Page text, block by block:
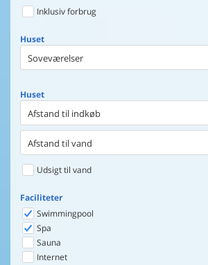
Inklusiv forbrug
Huset
Soveværelser
Huset
Afstand til indkøb
Afstand til vand
Udsigt til vand
Faciliteter
Swimmingpool
Spa
Sauna
Internet